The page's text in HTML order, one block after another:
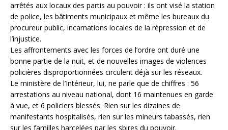
arrêtés aux locaux des partis au pouvoir : ils ont visé la station
de police, les bâtiments municipaux et même les bureaux du
procureur public, incarnations locales de la répression et de
l’injustice.
Les affrontements avec les forces de l’ordre ont duré une
bonne partie de la nuit, et de nouvelles images de violences
policières disproportionnées circulent déjà sur les réseaux.
Le ministère de l’Intérieur, lui, ne parle que de chiffres : 56
arrestations au niveau national, dont 16 maintenues en garde
à vue, et 6 policiers blessés. Rien sur les dizaines de
manifestants hospitalisés, rien sur les mineurs tabassés, rien
sur les familles harcelées par les sbires du pouvoir.